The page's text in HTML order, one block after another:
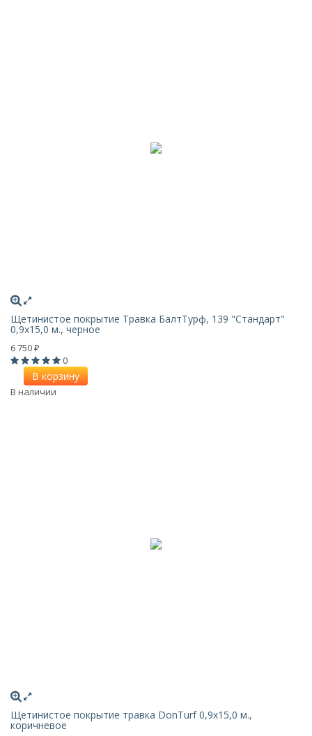
Щетинистое покрытие Травка БалтТурф, 139 "Стандарт"
0,9x15,0 м., черное
6 750 ₽
0
В корзину
В наличии
Щетинистое покрытие травка DonTurf 0,9x15,0 м.,
коричневое